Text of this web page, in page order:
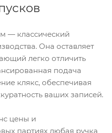
— классический
Она оставляет
легко отличить
подача
клякс, обеспечивая
ваших записей.
цены и
партиях любая ручка